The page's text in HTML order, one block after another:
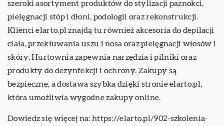
szeroki asortyment produktów do stylizacji paznokci,
pielęgnacji stóp i dłoni, podologii oraz rekonstrukcji.
Klienci elarto.pl znajdą tu również akcesoria do depilacji
ciała, przekłuwania uszu i nosa oraz pielęgnacji włosów i
skóry. Hurtownia zapewnia narzędzia i pilniki oraz
produkty do dezynfekcji i ochrony. Zakupy są
bezpieczne, a dostawa szybka dzięki stronie elarto.pl,
która umożliwia wygodne zakupy online.
Dowiedz się więcej na: https://elarto.pl/902-szkolenia-